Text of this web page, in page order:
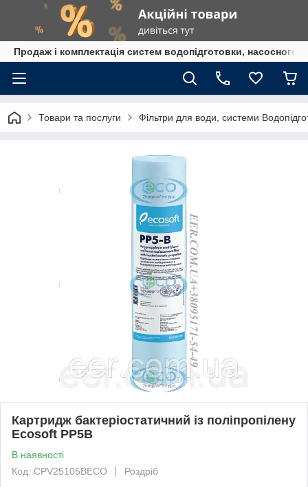
Продаж і комплектація систем водопідготовки, насосного
Товари та послуги Фільтри для води, системи
Картридж бактеріостатичний із поліпропілену
Ecosoft PP5B
В наявності
Код: CPV25105BECO
Роздріб